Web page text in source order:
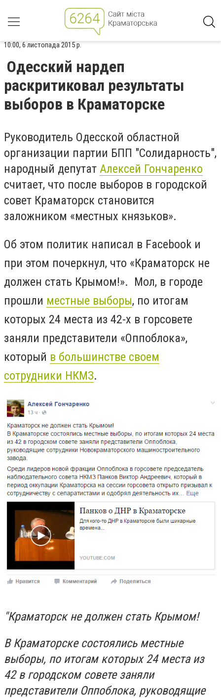
10:00, 6 листопада 2015 р.
Одесский нардеп
раскритиковал результаты
выборов в Краматорске
Руководитель Одесской областной
организации партии БПП "Солидарность",
народный депутат Алексей Гончаренко
считает, что после выборов в городской
совет Краматорск становится
заложником «местных князьков».
Об этом политик написал в Facebook и
при этом почеркнул, что «Краматорск не
должен стать Крымом!». Мол, в городе
прошли местные выборы, по итогам
которых 24 места из 42-х в горсовете
заняли представители «Оппоблока»,
который в большинстве своем
сотрудники НКМЗ.
"Краматорск не должен стать Крымом!
В Краматорске состоялись местные
выборы, по итогам которых 24 места из
42 в городском совете заняли
представители Оппоблока, руководящие